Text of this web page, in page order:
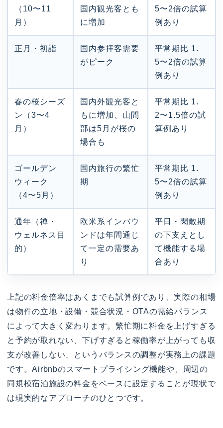
（10〜11
月）
国内観光客とも
に増加
5〜2倍の試算
例あり
正月・初詣
国内参拝客需要
がピーク
平常期比 1.
5〜2倍の試算
例あり
春の桜シーズ
ン（3〜4
月）
国内外観光客と
もに増加、山間
部は5月が桜の
場合も
平常期比 1.
2〜1.5倍の試
算例あり
ゴールデン
ウィーク
（4〜5月）
国内旅行の繁忙
期
平常期比 1.
5〜2倍の試算
例あり
通年（禅・
ウェルネス目
的）
欧米系インバウ
ンドは年間通じ
て一定の需要あ
り
平日・閑散期
の下支えとし
て機能する場
合あり
上記の料金倍率はあくまでも試算例であり、実際の相場
は物件の立地・設備・競合状況・OTAの需給バランス
によって大きく変わります。繁忙期に料金を上げすぎる
と予約が取れない、下げすぎると稼働率が上がっても収
支が改善しない、というバランスの調整が実務上の課題
です。Airbnbのスマートプライシング機能や、周辺の
同規模宿泊施設の料金をベースに設定することが現状で
は現実的なアプローチのひとつです。